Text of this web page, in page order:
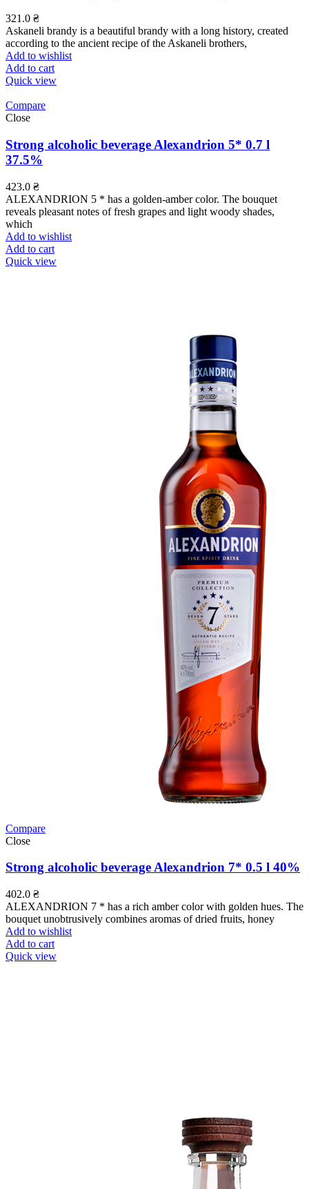
321.0 ₴
Askaneli brandy is a beautiful brandy with a long history, created
according to the ancient recipe of the Askaneli brothers,
Add to wishlist
Add to cart
Quick view
Compare
Close
Strong alcoholic beverage Alexandrion 5* 0.7 l
37.5%
423.0 ₴
ALEXANDRION 5 * has a golden-amber color. The bouquet
reveals pleasant notes of fresh grapes and light woody shades,
which
Add to wishlist
Add to cart
Quick view
Compare
Close
Strong alcoholic beverage Alexandrion 7* 0.5 l 40%
402.0 ₴
ALEXANDRION 7 * has a rich amber color with golden hues. The
bouquet unobtrusively combines aromas of dried fruits, honey
Add to wishlist
Add to cart
Quick view